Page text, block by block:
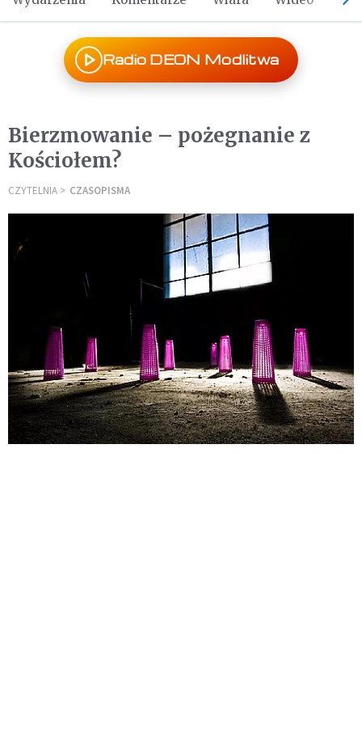
Radio DEON Modlitwa
Bierzmowanie – pożegnanie z
Kościołem?
CZYTELNIA CZASOPISMA